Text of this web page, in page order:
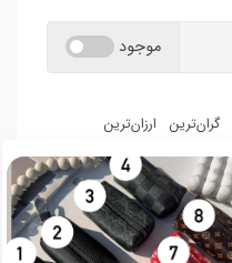
موجود
گران‌ترین ارزان‌ترین